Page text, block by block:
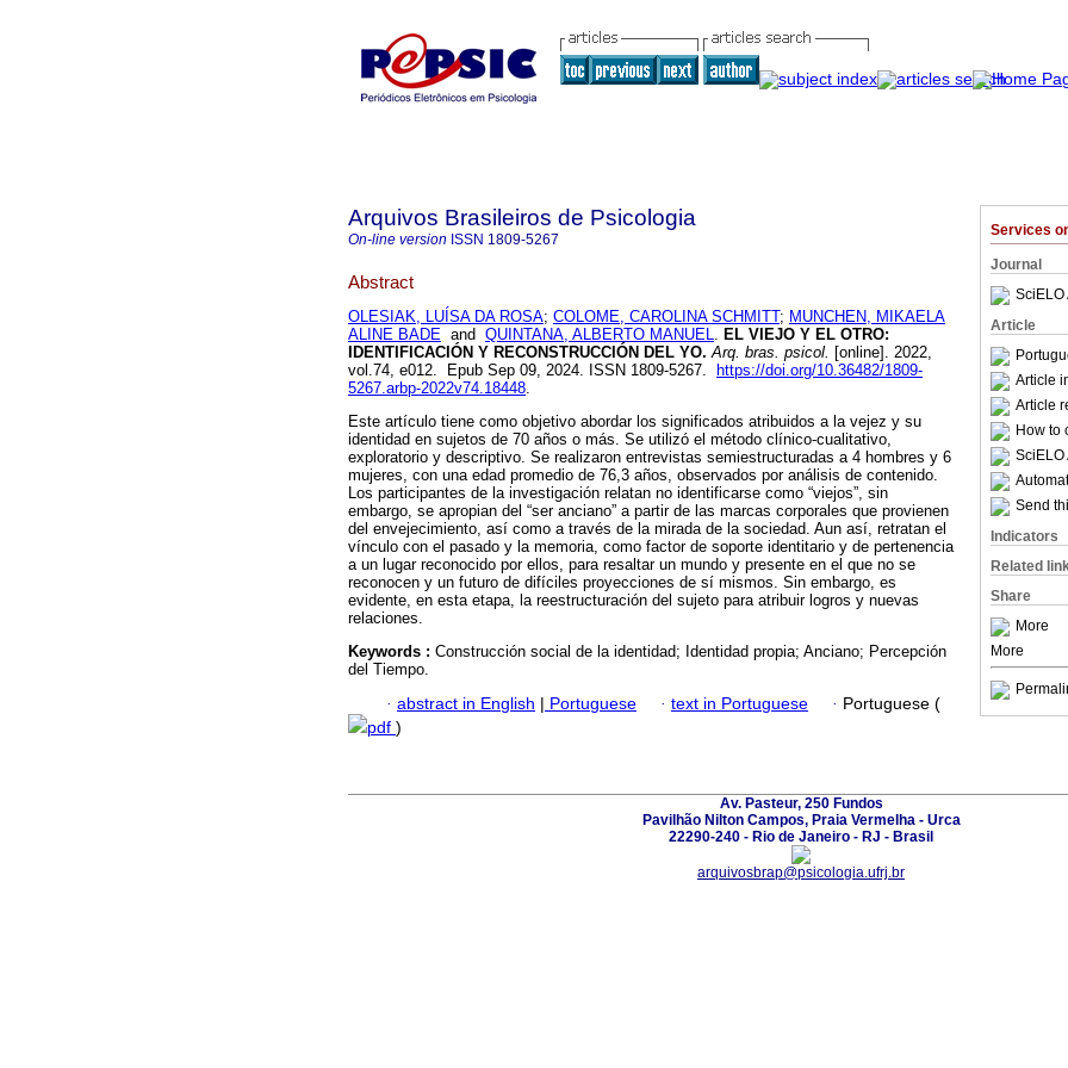
Services
Journal
SciELO
Article
Article
Article
How to
SciELO
Send
Indicators
Related
Share
More
More
Arquivos Brasileiros de Psicologia
On-line version ISSN 1809-5267
Abstract
OLESIAK, LUÍSA DA ROSA; COLOME, CAROLINA SCHMITT; MUNCHEN, MIKAELA
ALINE BADE and QUINTANA, ALBERTO MANUEL. EL VIEJO Y EL OTRO:
IDENTIFICACIÓN Y RECONSTRUCCIÓN DEL YO. Arq. bras. psicol. [online]. 2022,
vol.74, e012. Epub Sep 09, 2024. ISSN 1809-5267.
https://doi.org/10.36482/1809-
5267.arbp-2022v74.18448.
Este artículo tiene como objetivo abordar los significados atribuidos a la vejez y su
identidad en sujetos de 70 años o más. Se utilizó el método clínico-cualitativo,
exploratorio y descriptivo. Se realizaron entrevistas semiestructuradas a 4 hombres y 6
mujeres, con una edad promedio de 76,3 años, observados por análisis de contenido.
Los participantes de la investigación relatan no identificarse como “viejos”, sin
embargo, se apropian del “ser anciano” a partir de las marcas corporales que provienen
del envejecimiento, así como a través de la mirada de la sociedad. Aun así, retratan el
vínculo con el pasado y la memoria, como factor de soporte identitario y de pertenencia
a un lugar reconocido por ellos, para resaltar un mundo y presente en el que no se
reconocen y un futuro de difíciles proyecciones de sí mismos. Sin embargo, es
evidente, en esta etapa, la reestructuración del sujeto para atribuir logros y nuevas
relaciones.
Keywords : Construcción social de la identidad; Identidad propia; Anciano; Percepción
del Tiempo.
· abstract in English | Portuguese · text in Portuguese · Portuguese (
pdf )
Av. Pasteur, 250 Fundos
Pavilhão Nilton Campos, Praia Vermelha - Urca
22290-240 - Rio de Janeiro - RJ - Brasil
arquivosbrap@psicologia.ufrj.br